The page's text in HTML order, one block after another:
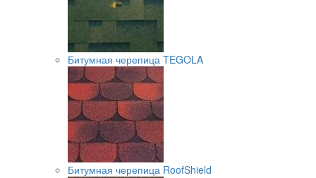
Битумная черепица TEGOLA
Битумная черепица RoofShield